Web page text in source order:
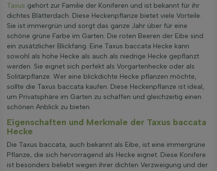
Taxus gehört zur Familie der Koniferen und ist bekannt für ihr
dichtes Blätterdach. Diese Heckenpflanze bietet viele Vorteile.
Sie ist immergrün und sorgt das ganze Jahr über für eine
schöne grüne Farbe im Garten. Die roten Beeren der Eibe sind
ein zusätzlicher Blickfang. Eine Taxus baccata Hecke kann
sowohl als hohe Hecke als auch als niedrige Hecke gepflanzt
werden. Sie eignet sich perfekt als Vorgartenhecke oder als
Solitärpflanze. Wer eine blickdichte Hecke pflanzen möchte,
sollte die Taxus baccata kaufen. Diese Heckenpflanze ist ideal,
um Privatsphäre im Garten zu schaffen und gleichzeitig einen
schönen Anblick zu bieten.
Eigenschaften und Merkmale der Taxus baccata
Hecke
Die Taxus baccata, auch bekannt als Eibe, ist eine immergrüne
Pflanze, die sich hervorragend als Hecke eignet. Diese Konifere
ist besonders beliebt wegen ihrer dichten Verzweigung und der